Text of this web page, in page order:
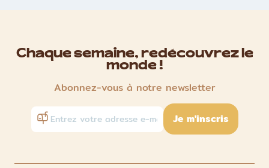
Chaque semaine, redécouvrez le
monde !
Abonnez-vous à notre newsletter
Je m'inscris